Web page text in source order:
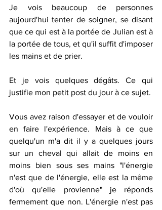
Je vois beaucoup de personnes
aujourd'hui tenter de soigner, se disant
que ce qui est à la portée de Julian est à
la portée de tous, et qu'il suffit d'imposer
les mains et de prier.
Et je vois quelques dégâts. Ce qui
justifie mon petit post du jour à ce sujet.
Vous avez raison d'essayer et de vouloir
en faire l'expérience. Mais à ce que
quelqu'un m'a dit il y a quelques jours
sur un cheval qui allait de moins en
moins bien sous ses mains "l'énergie
n'est que de l'énergie, elle est la même
d'où qu'elle provienne" je réponds
fermement que non. L'énergie n'est pas